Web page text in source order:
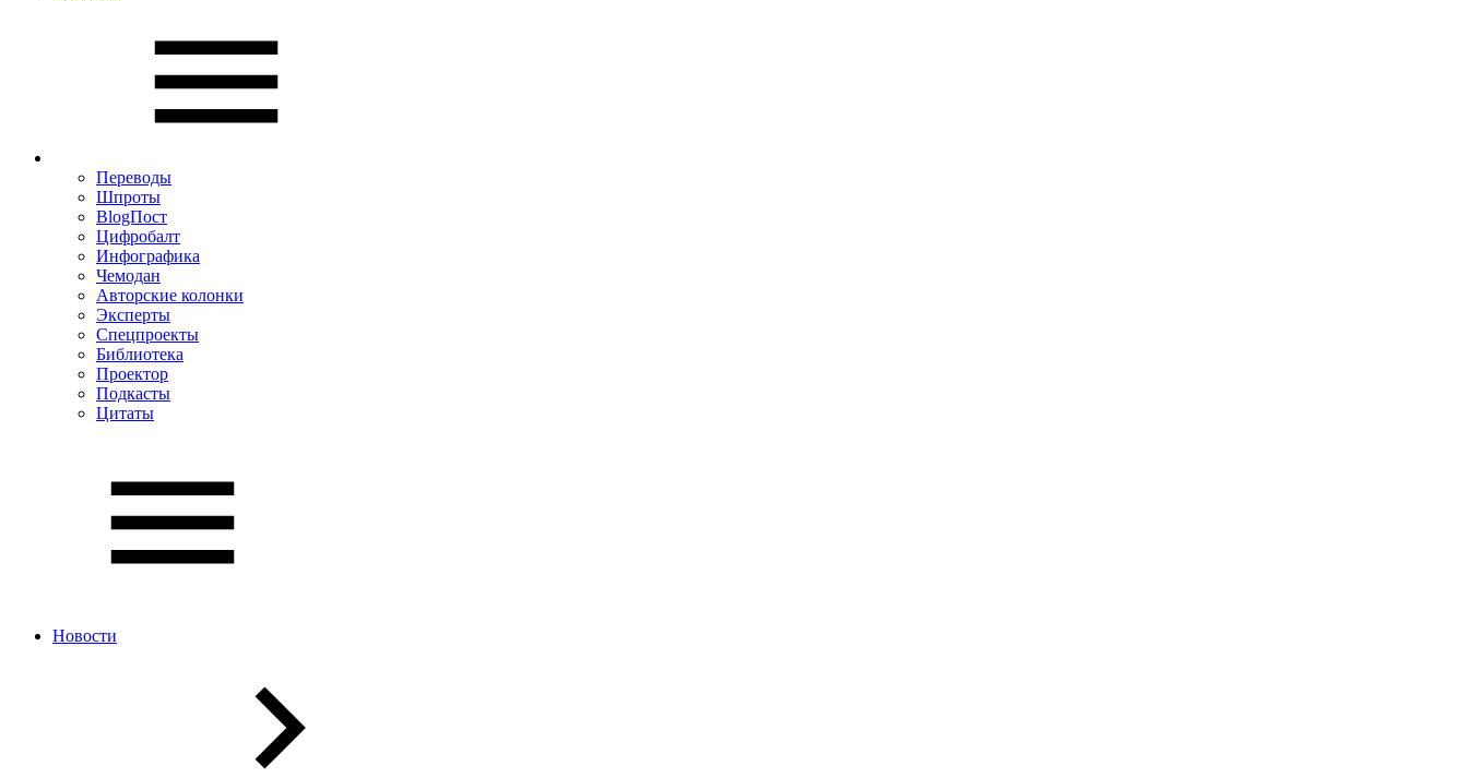
Переводы
Шпроты
BlogПост
Цифробалт
Инфографика
Чемодан
Авторские колонки
Эксперты
Спецпроекты
Библиотека
Проектор
Подкасты
Цитаты
Новости